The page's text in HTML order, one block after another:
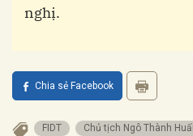
nghị.
Chia sẻ Facebook
FIDT Chủ tịch Ngô Thành